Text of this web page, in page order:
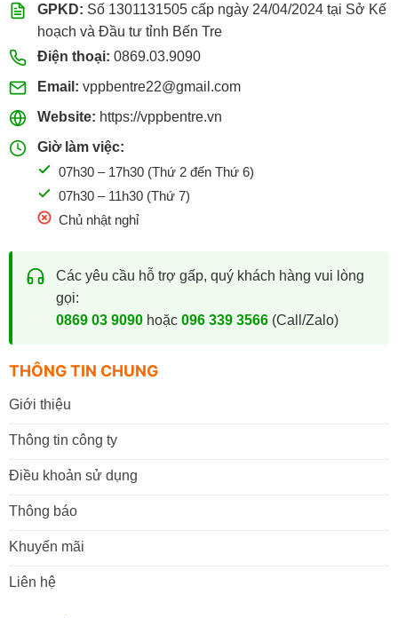
GPKD: Số 1301131505 cấp ngày 24/04/2024 tại Sở Kế
hoạch và Đầu tư tỉnh Bến Tre
Điện thoại: 0869.03.9090
Email: vppbentre22@gmail.com
Website: https://vppbentre.vn
Giờ làm việc:
07h30 – 17h30 (Thứ 2 đến Thứ 6)
07h30 – 11h30 (Thứ 7)
Chủ nhật nghỉ
Các yêu cầu hỗ trợ gấp, quý khách hàng vui lòng
gọi:
0869 03 9090hoặc 096 339 3566(Call/Zalo)
THÔNG TIN CHUNG
Giới thiệu
Thông tin công ty
Điều khoản sử dụng
Thông báo
Khuyến mãi
Liên hệ